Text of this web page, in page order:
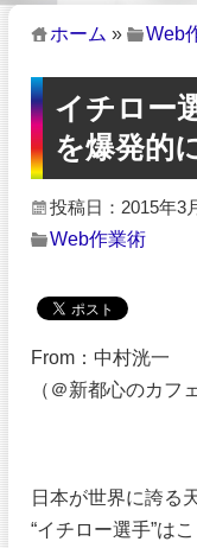
ホーム » Web
イチロー
を爆発的
投稿日：2015年3
Web作業術
From：中村洸一
（＠新都心のカフ
日本が世界に誇る
“イチロー選手”は